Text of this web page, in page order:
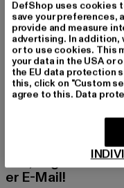
MELDE
BEN!
Melde dich hier
erhalte künftig
nds, Angebote
er E-Mail!
DefShop uses cookies
save your preferences,
provide and measure
advertising. In
or to use cookies. This
your data in the USA or
the EU data protection
this, click on "Custom
agree to this. Data